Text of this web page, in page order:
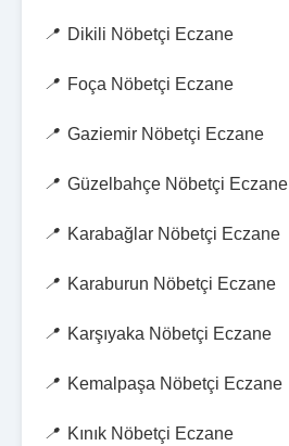
Dikili Nöbetçi Eczane
Foça Nöbetçi Eczane
Gaziemir Nöbetçi Eczane
Güzelbahçe Nöbetçi Eczane
Karabağlar Nöbetçi Eczane
Karaburun Nöbetçi Eczane
Karşıyaka Nöbetçi Eczane
Kemalpaşa Nöbetçi Eczane
Kınık Nöbetçi Eczane